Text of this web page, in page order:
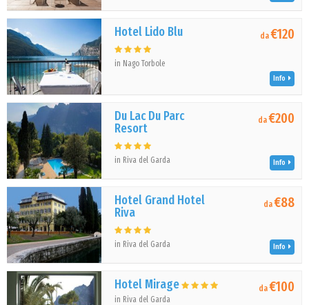
Hotel Lido Blu
in Nago Torbole
da€120
Info
Du Lac Du Parc
Resort
in Riva del Garda
da€200
Info
Hotel Grand Hotel
Riva
in Riva del Garda
da€88
Info
Hotel Mirage
in Riva del Garda
da€100